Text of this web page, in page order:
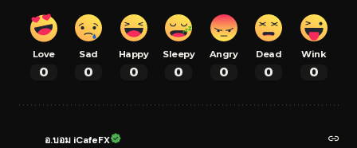
Love
0
Sad
0
Happy
0
Sleepy
0
Angry
0
Dead
0
Wink
0
อ.บอม iCafeFX